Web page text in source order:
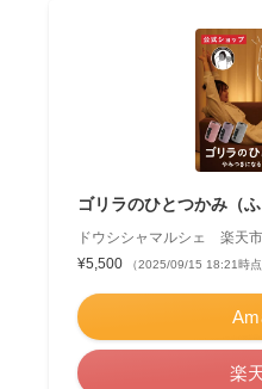
ゴリラのひとつかみ（ふ
ドウシシャマルシェ 楽天
¥5,500
（2025/09/15 18:21時
楽